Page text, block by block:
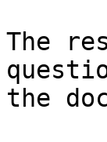
The
the